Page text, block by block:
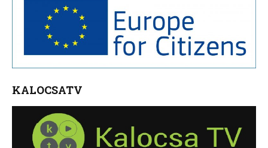
KALOCSATV